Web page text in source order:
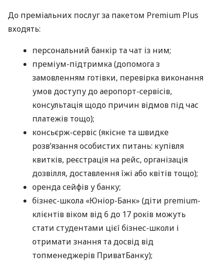
До преміальних послуг за пакетом Premium Plus
входять:
персональний банкір та чат із ним;
преміум-підтримка (допомога з
замовленням готівки, перевірка виконання
умов доступу до аеропорт-сервісів,
консультація щодо причин відмов під час
платежів тощо);
консьєрж-сервіс (якісне та швидке
розв’язання особистих питань: купівля
квитків, реєстрація на рейс, організація
дозвілля, доставлення їжі або квітів тощо);
оренда сейфів у банку;
бізнес-школа «Юніор-Банк» (діти premium-
клієнтів віком від 6 до 17 років можуть
стати студентами цієї бізнес-школи і
отримати знання та досвід від
топменеджерів ПриватБанку);